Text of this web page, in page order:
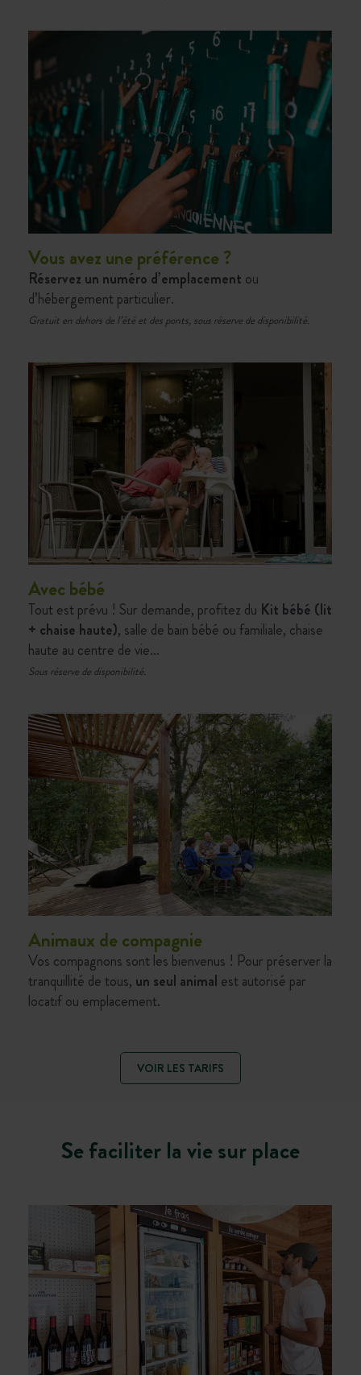
Vous avez une préférence ?
Réservez un numéro d’emplacement ou
d’hébergement particulier.
Gratuit en dehors de l’été et des ponts, sous réserve de disponibilité.
Avec bébé
Tout est prévu ! Sur demande, profitez du Kit bébé (lit
+ chaise haute), salle de bain bébé ou familiale, chaise
haute au centre de vie…
Sous réserve de disponibilité.
Animaux de compagnie
Vos compagnons sont les bienvenus ! Pour préserver la
tranquillité de tous, un seul animal est autorisé par
locatif ou emplacement.
VOIR LES TARIFS
Se faciliter la vie sur place